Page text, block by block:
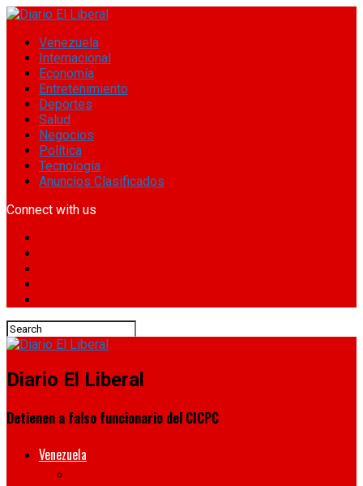
Venezuela
Internacional
Economía
Entretenimiento
Deportes
Salud
Negocios
Política
Tecnología
Anuncios Clasificados
Connect with us
Diario El Liberal
Detienen a falso funcionario del CICPC
Venezuela